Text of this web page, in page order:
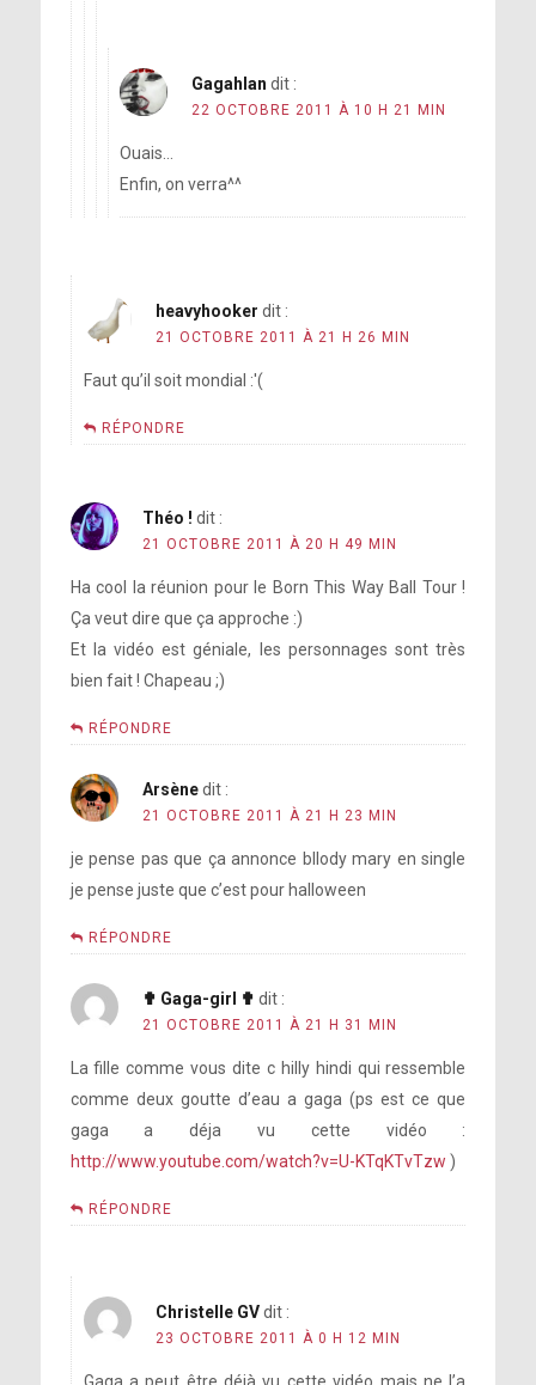
Gagahlan dit :
22 OCTOBRE 2011 À 10 H 21 MIN
Ouais…
Enfin, on verra^^
heavyhooker dit :
21 OCTOBRE 2011 À 21 H 26 MIN
Faut qu’il soit mondial :'(
RÉPONDRE
Théo ! dit :
21 OCTOBRE 2011 À 20 H 49 MIN
Ha cool la réunion pour le Born This Way Ball Tour !
Ça veut dire que ça approche :)
Et la vidéo est géniale, les personnages sont très
bien fait ! Chapeau ;)
RÉPONDRE
Arsène dit :
21 OCTOBRE 2011 À 21 H 23 MIN
je pense pas que ça annonce bllody mary en single
je pense juste que c’est pour halloween
RÉPONDRE
✟ Gaga-girl ✟ dit :
21 OCTOBRE 2011 À 21 H 31 MIN
La fille comme vous dite c hilly hindi qui ressemble
comme deux goutte d’eau a gaga (ps est ce que
gaga a déja vu cette vidéo :
http://www.youtube.com/watch?v=U-KTqKTvTzw )
RÉPONDRE
Christelle GV dit :
23 OCTOBRE 2011 À 0 H 12 MIN